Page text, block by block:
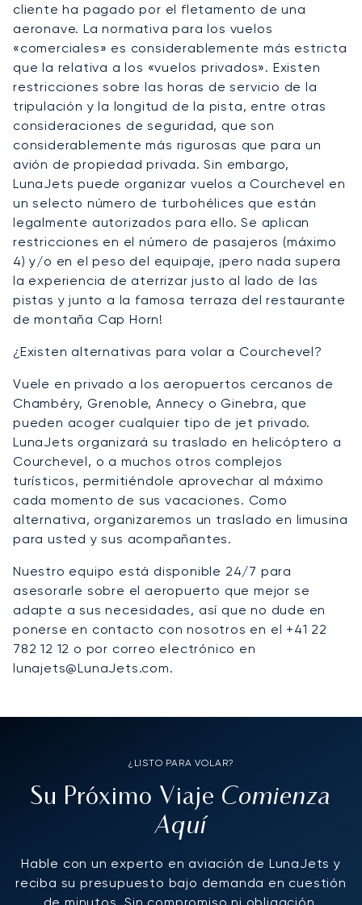
cliente ha pagado por el fletamento de una
aeronave. La normativa para los vuelos
«comerciales» es considerablemente más estricta
que la relativa a los «vuelos privados». Existen
restricciones sobre las horas de servicio de la
tripulación y la longitud de la pista, entre otras
consideraciones de seguridad, que son
considerablemente más rigurosas que para un
avión de propiedad privada. Sin embargo,
LunaJets puede organizar vuelos a Courchevel en
un selecto número de turbohélices que están
legalmente autorizados para ello. Se aplican
restricciones en el número de pasajeros (máximo
4) y/o en el peso del equipaje, ¡pero nada supera
la experiencia de aterrizar justo al lado de las
pistas y junto a la famosa terraza del restaurante
de montaña Cap Horn!
¿Existen alternativas para volar a Courchevel?
Vuele en privado a los aeropuertos cercanos de
Chambéry, Grenoble, Annecy o Ginebra, que
pueden acoger cualquier tipo de jet privado.
LunaJets organizará su traslado en helicóptero a
Courchevel, o a muchos otros complejos
turísticos, permitiéndole aprovechar al máximo
cada momento de sus vacaciones. Como
alternativa, organizaremos un traslado en limusina
para usted y sus acompañantes.
Nuestro equipo está disponible 24/7 para
asesorarle sobre el aeropuerto que mejor se
adapte a sus necesidades, así que no dude en
ponerse en contacto con nosotros en el +41 22
782 12 12 o por correo electrónico en
lunajets@LunaJets.com.
¿LISTO PARA VOLAR?
Su Próximo Viaje Comienza
Aquí
Hable con un experto en aviación de LunaJets y
reciba su presupuesto bajo demanda en cuestión